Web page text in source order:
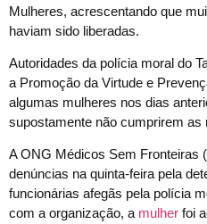
Mulheres, acrescentando que
haviam sido liberadas.
Autoridades da polícia moral do
a Promoção da Virtude e
algumas mulheres nos dias
supostamente não cumprirem as
A ONG Médicos Sem Fronteiras
denúncias na quinta-feira pela
funcionárias afegãs pela polícia
com a organização, a mulher foi